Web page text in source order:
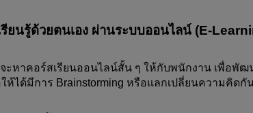
รียนรู้ด้วยตนเอง ผ่านระบบออนไลน์ (E-
ะหาคอร์สเรียนออนไลน์สั้น ๆ ให้กับพนักงาน เพื่อพัฒ
ให้ได้มีการ Brainstorming หรือแลกเปลี่ยนความคิดกั